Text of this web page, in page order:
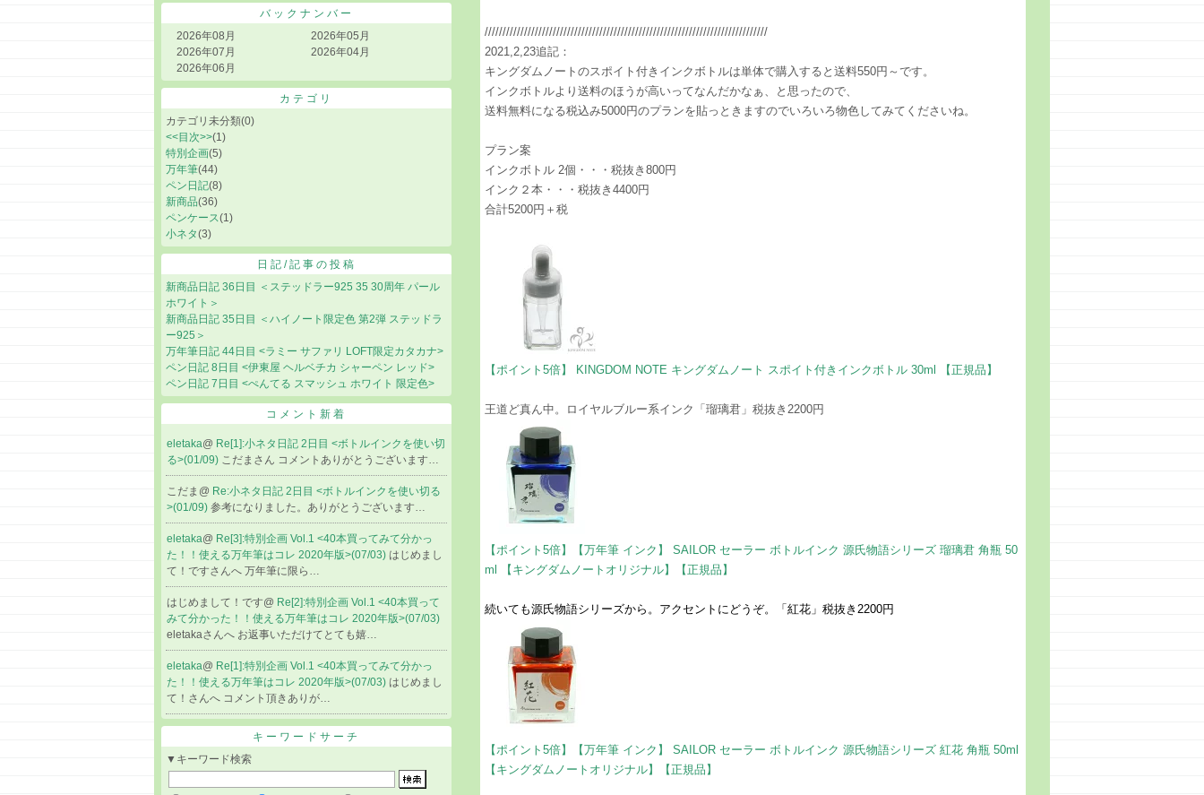
バックナンバー
2026年08月
2026年07月
2026年06月
2026年05月
2026年04月
カテゴリ
カテゴリ未分類(0)
<<目次>>(1)
特別企画(5)
万年筆(44)
ペン日記(8)
新商品(36)
ペンケース(1)
小ネタ(3)
日記/記事の投稿
新商品日記 36日目 ＜ステッドラー925 35 30周年 パール
ホワイト＞
新商品日記 35日目 ＜ハイノート限定色 第2弾 ステッドラ
ー925＞
万年筆日記 44日目 <ラミー サファリ LOFT限定カタカナ>
ペン日記 8日目 <伊東屋 ヘルベチカ シャーペン レッド>
ペン日記 7日目 <ぺんてる スマッシュ ホワイト 限定色>
コメント新着
eletaka@ Re[1]:小ネタ日記 2日目 <ボトルインクを使い切
る>(01/09) こだまさん コメントありがとうございます…
こだま@ Re:小ネタ日記 2日目 <ボトルインクを使い切る
>(01/09) 参考になりました。ありがとうございます…
eletaka@ Re[3]:特別企画 Vol.1 <40本買ってみて分かっ
た！！使える万年筆はコレ 2020年版>(07/03) はじめまし
て！ですさんへ 万年筆に限ら…
はじめまして！です@ Re[2]:特別企画 Vol.1 <40本買って
みて分かった！！使える万年筆はコレ 2020年版>(07/03)
eletakaさんへ お返事いただけてとても嬉…
eletaka@ Re[1]:特別企画 Vol.1 <40本買ってみて分かっ
た！！使える万年筆はコレ 2020年版>(07/03) はじめまし
て！さんへ コメント頂きありが…
キーワードサーチ
▼キーワード検索
///////////////////////////////////////////////////////////////////////////////
2021,2,23追記：
キングダムノートのスポイト付きインクボトルは単体で購入すると送料550円～です。
インクボトルより送料のほうが高いってなんだかなぁ、と思ったので、
送料無料になる税込み5000円のプランを貼っときますのでいろいろ物色してみてくださいね。
プラン案
インクボトル 2個・・・税抜き800円
インク２本・・・税抜き4400円
合計5200円＋税
【ポイント5倍】 KINGDOM NOTE キングダムノート スポイト付きインクボトル 30ml 【正規品】
王道ど真ん中。ロイヤルブルー系インク「瑠璃君」税抜き2200円
【ポイント5倍】【万年筆 インク】 SAILOR セーラー ボトルインク 源氏物語シリーズ 瑠璃君 角瓶 50
ml 【キングダムノートオリジナル】【正規品】
続いても源氏物語シリーズから。アクセントにどうぞ。「紅花」税抜き2200円
【ポイント5倍】【万年筆 インク】 SAILOR セーラー ボトルインク 源氏物語シリーズ 紅花 角瓶 50ml
【キングダムノートオリジナル】【正規品】